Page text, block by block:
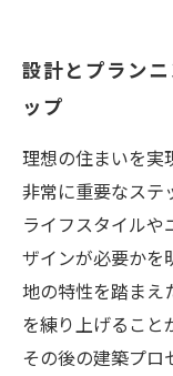
設計とプラン
ップ
理想の住まいを実
非常に重要なステ
ライフスタイル
ザインが必要かを
地の特性を踏まえ
を練り上げること
その後の建築プ